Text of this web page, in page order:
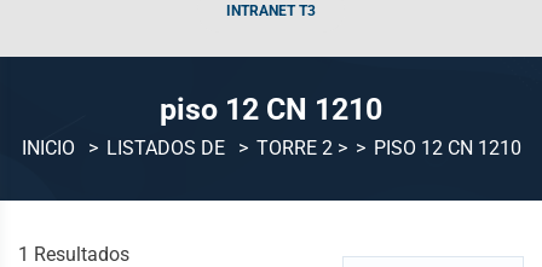
INTRANET T3
piso 12 CN 1210
INICIO LISTADOS DE TORRE 2 > PISO 12 CN 1210
1 Resultados